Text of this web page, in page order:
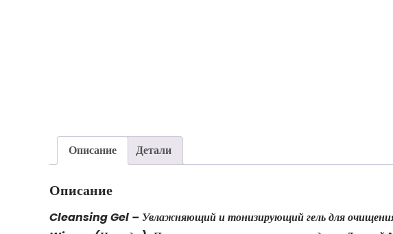
Описание Детали
Описание
Cleansing Gel – Увлажняющий и тонизирующий гель для